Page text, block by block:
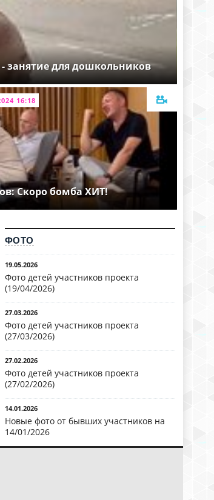
занятие для дошкольников
16:18
Скоро бомба ХИТ!
ФОТО
19.05.2026
Фото детей участников проекта
(19/04/2026)
27.03.2026
Фото детей участников проекта
(27/03/2026)
27.02.2026
Фото детей участников проекта
(27/02/2026)
14.01.2026
Новые фото от бывших участников на
14/01/2026